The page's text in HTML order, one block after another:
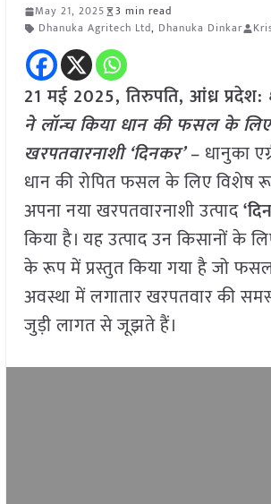
May 21, 2025
3 min read
Dhanuka Agritech Ltd, Dhanuka Dinkar
21 मई 2025,तिरुपति, आंध्र प्रदेश:
ने लॉन्च किया धान की फसल के
खरपतवारनाशी ‘दिनकर’ – धानुका
धान की रोपित फसल के लिए विशेष
अपना नया खरपतवारनाशी उत्पाद
किया है। यह उत्पाद उन किसानों के
के रूप में प्रस्तुत किया गया है जो
अवस्था में लगातार खरपतवार की
जुड़ी लागत से जूझते हैं।